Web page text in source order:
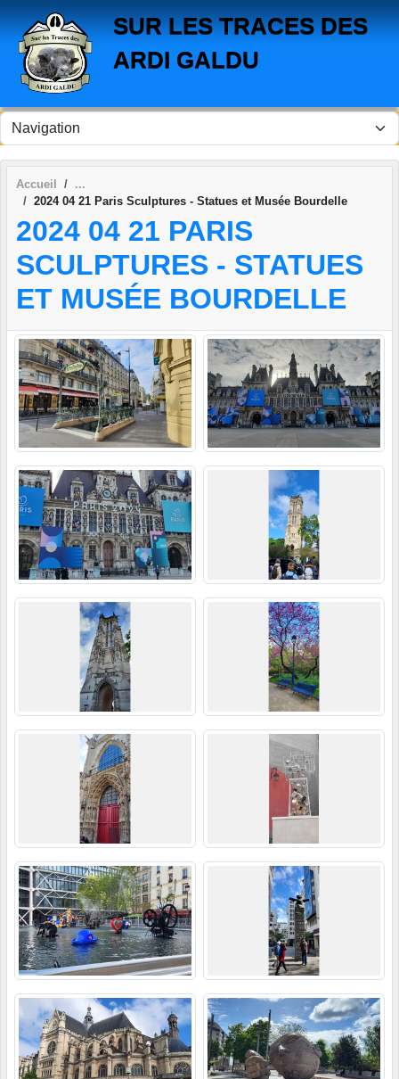
SUR LES TRACES DES
ARDI GALDU
Accueil
2024 04 21 Paris Sculptures - Statues et Musée Bourdelle
2024 04 21 PARIS
SCULPTURES - STATUES
ET MUSÉE BOURDELLE
Panneau de gestion des cookies